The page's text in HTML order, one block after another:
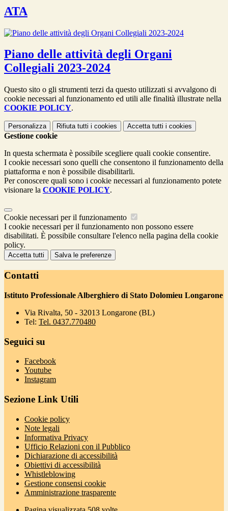
ATA
Piano delle attività degli Organi
Collegiali 2023-2024
Questo sito o gli strumenti terzi da questo utilizzati si avvalgono di
cookie necessari al funzionamento ed utili alle finalità illustrate nella
COOKIE POLICY.
Personalizza Rifiuta tutti i cookies Accetta tutti i cookies
Gestione cookie
In questa schermata è possibile scegliere quali cookie consentire.
I cookie necessari sono quelli che consentono il funzionamento della
piattaforma e non è possibile disabilitarli.
Per conoscere quali sono i cookie necessari al funzionamento potete
visionare la COOKIE POLICY.
Cookie necessari per il funzionamento
I cookie necessari per il funzionamento non possono essere
disabilitati. È possibile consultare l'elenco nella pagina della cookie
policy.
Accetta tutti Salva le preferenze
Contatti
Istituto Professionale Alberghiero di Stato Dolomieu Longarone
Via Rivalta, 50 - 32013 Longarone (BL)
Tel: Tel. 0437.770480
Seguici su
Facebook
Youtube
Instagram
Sezione Link Utili
Cookie policy
Note legali
Informativa Privacy
Ufficio Relazioni con il Pubblico
Dichiarazione di accessibilità
Obiettivi di accessibilità
Whistleblowing
Gestione consensi cookie
Amministrazione trasparente